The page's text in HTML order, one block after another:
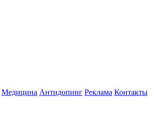
Медицина Антидопинг Реклама Контакты